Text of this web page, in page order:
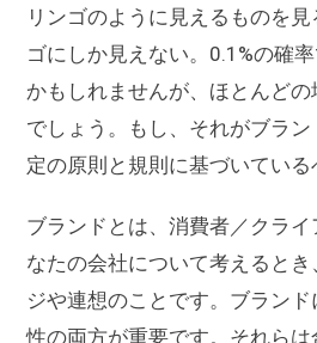
リンゴのように見えるものを
ゴにしか見えない。0.1%の確
かもしれませんが、ほとんど
でしょう。もし、それがブラ
定の原則と規則に基づいている
ブランドとは、消費者／クラ
なたの会社について考えると
ジや連想のことです。ブラン
性の両方が重要です。それら